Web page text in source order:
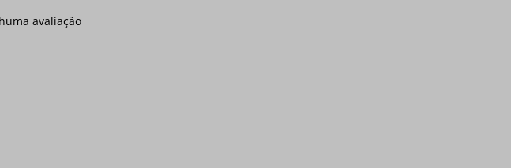
avaliação